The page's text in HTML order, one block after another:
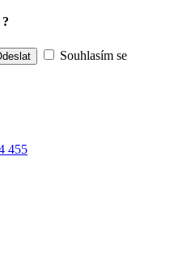
Souhlasím se
455